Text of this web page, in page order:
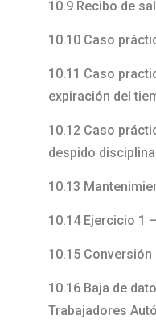
10.9 Recibo de
10.10 Caso
10.11 Caso
expiración del
10.12 Caso
despido
10.13
10.14 Ejercicio 1
10.15 Conversión
10.16 Baja de
Trabajadores